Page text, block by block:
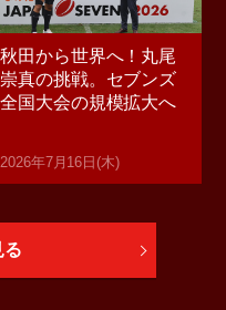
秋田から世界へ！丸尾
崇真の挑戦。セブンズ
全国大会の規模拡大へ
2026年7月16日(木)
る